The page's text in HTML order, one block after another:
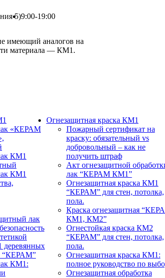
5)9:00-19:00
имеющий аналогов на
материала — КМ1.
«КЕРАМ
КМ1
КМ1
лак
“КЕРАМ”
КМ1:
Огнезащитная краска КМ1
Пожарный сертификат на
краску: обязательный vs
добровольный – как не
получить штраф
Акт огнезащитной
лак “КЕРАМ КМ1”
Огнезащитная краска КМ1
“КЕРАМ” для стен, потолка,
пола.
Краска огнезащитная
КМ1, КМ2”
Огнестойкая краска КМ2
“КЕРАМ” для стен, потолка,
пола.
Огнезащитная краска КМ1:
полное руководство по
Огнезащитная обработка